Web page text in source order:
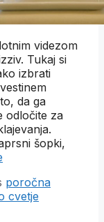
videzom
Tukaj si
izbrati
da ga
odločite za
šopki,
poročna
cvetje